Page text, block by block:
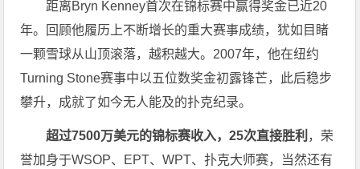
距离Bryn Kenney首次在锦标赛中赢得奖金已近20
年。回顾他履历上不断增长的重大赛事成绩，犹如目睹
一颗雪球从山顶滚落，越积越大。2007年，他在纽约
Turning Stone赛事中以五位数奖金初露锋芒，此后稳步
攀升，成就了如今无人能及的扑克纪录。
超过7500万美元的锦标赛收入，25次直接胜利 ，荣
誉加身于WSOP、EPT、WPT、扑克大师赛，当然还有